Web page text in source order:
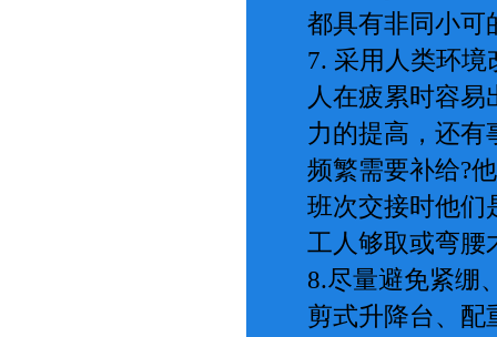
都具有非同小可
7. 采用人类环境
人在疲累时容
力的提高，还有
频繁需要补给?
班次交接时他们
工人够取或弯腰
8.尽量避免紧绷
剪式升降台、配